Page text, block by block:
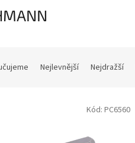
Nejlevnější Nejdražší
Kód: PC6560